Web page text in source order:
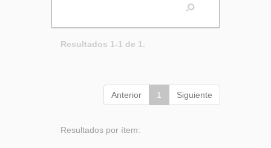
Resultados 1-1 de 1.
Anterior 1 Siguiente
Resultados por ítem: